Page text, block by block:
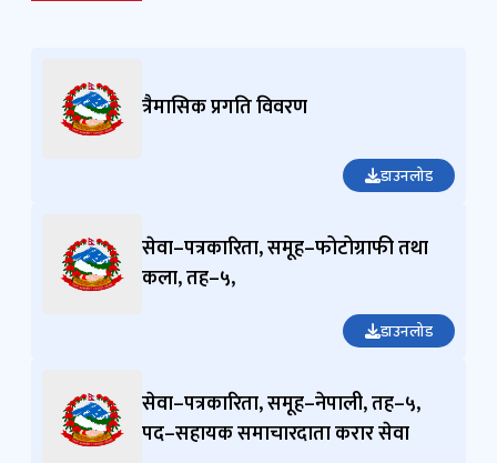
त्रैमासिक प्रगति विवरण
डाउनलोड
सेवा–पत्रकारिता, समूह–फोटोग्राफी तथा
कला, तह–५,
डाउनलोड
सेवा–पत्रकारिता, समूह–नेपाली, तह–५,
पद–सहायक समाचारदाता करार सेवा